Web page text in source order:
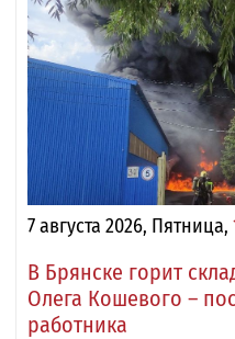
7 августа 2026, Пятница,
В Брянске горит
Олега Кошевого –
работника